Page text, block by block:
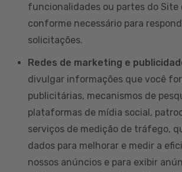
funcionalidades ou partes do Site
conforme necessário para
solicitações.
Redes de marketing e
divulgar informações que você
publicitárias, mecanismos de
plataformas de mídia social,
serviços de medição de tráfego,
dados para melhorar e medir a
nossos anúncios e para exibir